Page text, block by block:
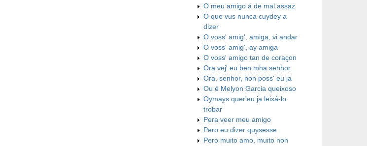
O meu amigo á de mal assaz
O que vus nunca cuydey a
dizer
O voss' amig', amiga, vi andar
O voss' amig', ay amiga
O voss' amigo tan de coraçon
Ora vej' eu ben mha senhor
Ora, senhor, non poss' eu ja
Ou é Melyon Garcia queixoso
Oymays quer'eu ja leixá-lo
trobar
Pera veer meu amigo
Pero eu dizer quysesse
Pero muito amo, muito non